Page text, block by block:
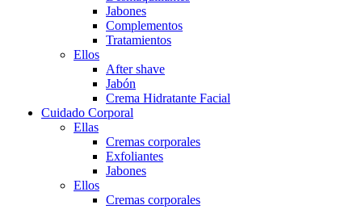
Jabones
Complementos
Tratamientos
Ellos
After shave
Jabón
Crema Hidratante Facial
Cuidado Corporal
Ellas
Cremas corporales
Exfoliantes
Jabones
Ellos
Cremas corporales